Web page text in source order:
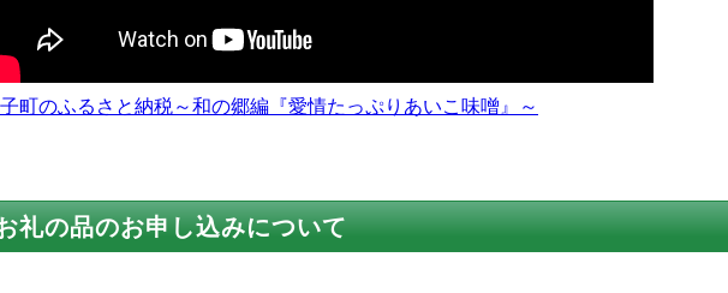
町のふるさと納税～和の郷編『愛情たっぷりあいこ味噌』～
礼の品のお申し込みについて